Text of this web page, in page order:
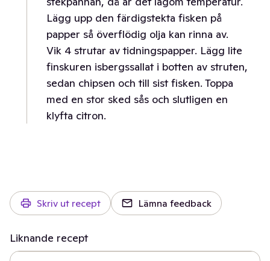
Lägg upp den färdigstekta fisken på
papper så överflödig olja kan rinna av.
Vik 4 strutar av tidningspapper. Lägg lite
finskuren isbergssallat i botten av struten,
sedan chipsen och till sist fisken. Toppa
med en stor sked sås och slutligen en
klyfta citron.
Skriv ut recept Lämna feedback
Liknande recept